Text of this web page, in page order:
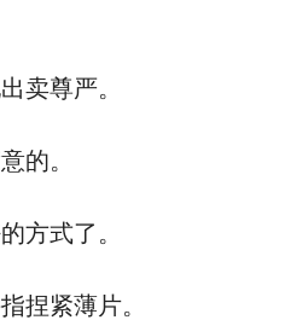
卖尊严。
的。
方式了。
捏紧薄片。